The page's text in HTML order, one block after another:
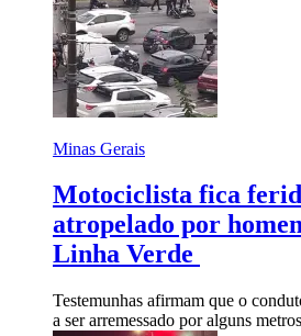
Minas Gerais
Motociclista fica
atropelado por
Linha Verde
Testemunhas afirmam que o
a ser arremessado por alguns metros